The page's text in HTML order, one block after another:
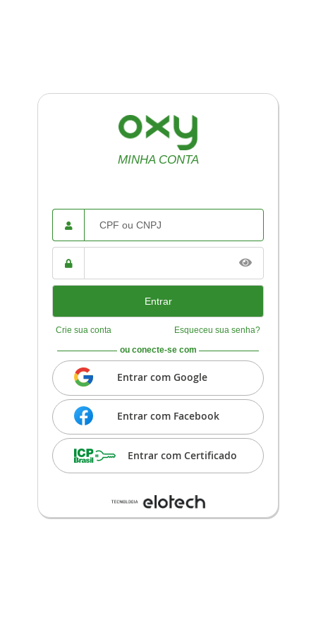
MINHA CONTA
CPF ou
CNPJ
Senha
Crie sua conta Esqueceu sua senha?
ou conecte-se com